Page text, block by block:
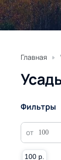
Главная
Фильтры
100 р.
100 р.